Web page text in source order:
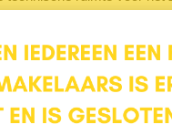
de leefruimte in huis.
hal bereik je de eerste
samen. Hier vind je